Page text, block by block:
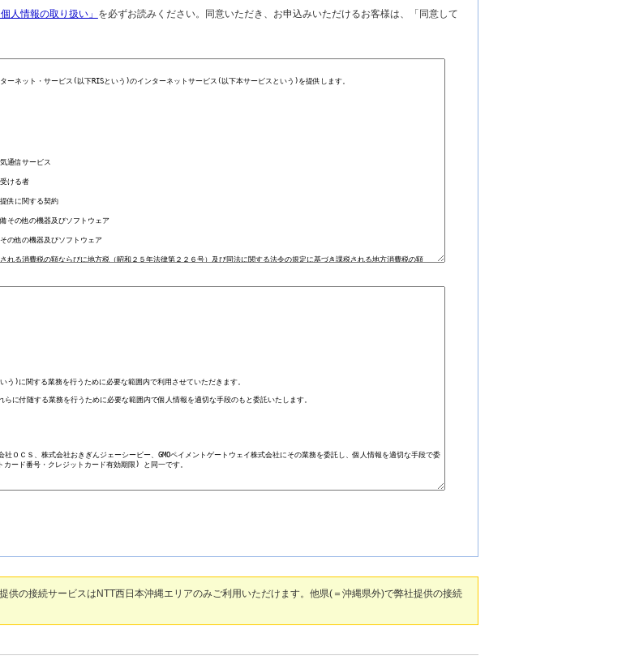
人情報の取り扱い」 を必ずお読みください。同意いただき、お申込みいただけるお客様は、「同意して
供の接続サービスはNTT西日本沖縄エリアのみご利用いただけます。他県(＝沖縄県外)で弊社提供の接続